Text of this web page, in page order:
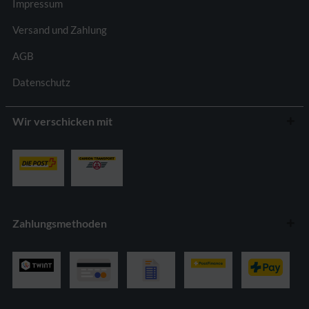
Impressum
Versand und Zahlung
AGB
Datenschutz
Wir verschicken mit
Zahlungsmethoden